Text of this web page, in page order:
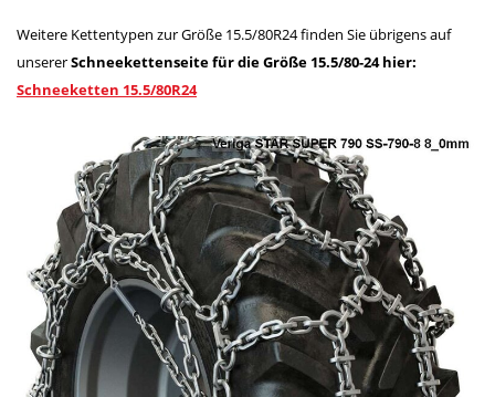
Weitere Kettentypen zur Größe 15.5/80R24 finden Sie übrigens auf
unsererSchneekettenseite für die Größe 15.5/80-24 hier:
Schneeketten 15.5/80R24